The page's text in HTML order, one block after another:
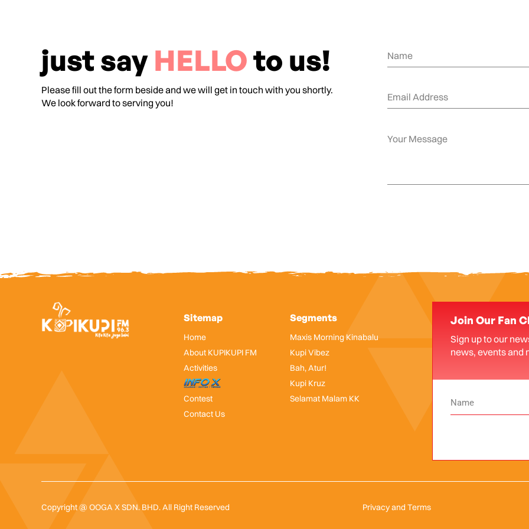
just say HELLOto us!
Please fill out the form beside and we will get in touch with you shortly.
We look forward to serving you!
Sitemap
Home
About KUPIKUPI FM
Activities
InfoX
Contest
Contact Us
Segments
Maxis Morning Kinabalu
Kupi Vibez
Bah, Atur!
Kupi Kruz
Selamat Malam KK
Join Our Fan
Sign up to our
news, events and
Copyright @ OOGA X SDN. BHD. All Right Reserved Privacy and Terms